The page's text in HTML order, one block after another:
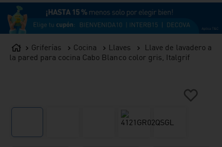
Griferías Cocina Llaves
Llave de lavadero a
la pared para cocina Cabo Blanco color gris, Italgrif